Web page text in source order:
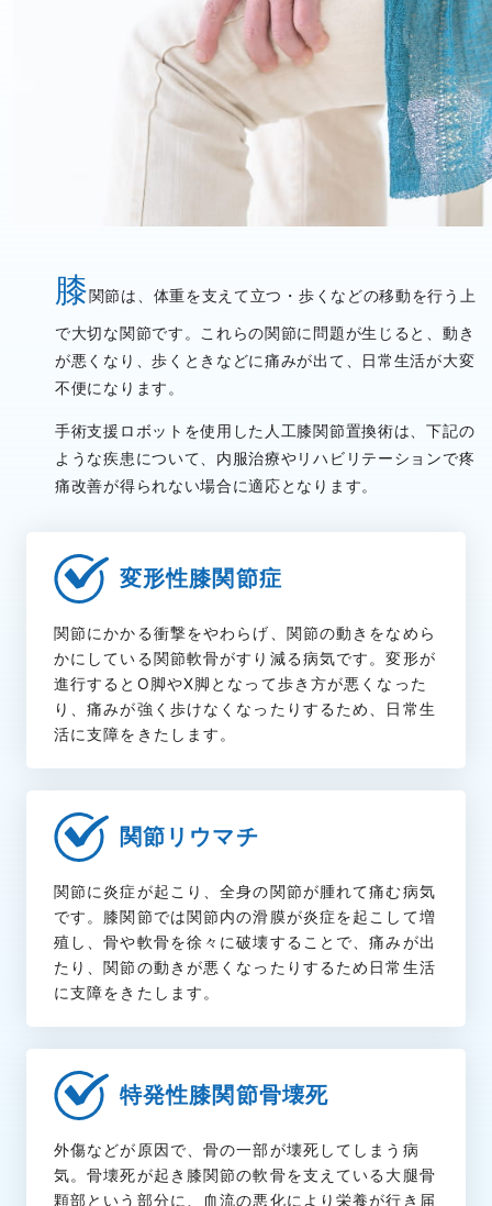
膝関節は、体重を支えて立つ・歩くなどの移動を行う上
で大切な関節です。これらの関節に問題が生じると、動き
が悪くなり、歩くときなどに痛みが出て、日常生活が大変
不便になります。
手術支援ロボットを使用した人工膝関節置換術は、下記の
ような疾患について、内服治療やリハビリテーションで疼
痛改善が得られない場合に適応となります。
変形性膝関節症
関節にかかる衝撃をやわらげ、関節の動きをなめら
かにしている関節軟骨がすり減る病気です。変形が
進行するとO脚やX脚となって歩き方が悪くなった
り、痛みが強く歩けなくなったりするため、日常生
活に支障をきたします。
関節リウマチ
関節に炎症が起こり、全身の関節が腫れて痛む病気
です。膝関節では関節内の滑膜が炎症を起こして増
殖し、骨や軟骨を徐々に破壊することで、痛みが出
たり、関節の動きが悪くなったりするため日常生活
に支障をきたします。
特発性膝関節骨壊死
外傷などが原因で、骨の一部が壊死してしまう病
気。骨壊死が起き膝関節の軟骨を支えている大腿骨
顆部という部分に、血流の悪化により栄養が行き届